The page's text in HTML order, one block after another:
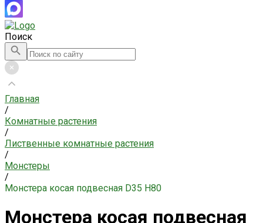
Поиск
Главная
/
Комнатные растения
/
Лиственные комнатные растения
/
Монстеры
/
Монстера косая подвесная D35 H80
Монстера косая подвесная